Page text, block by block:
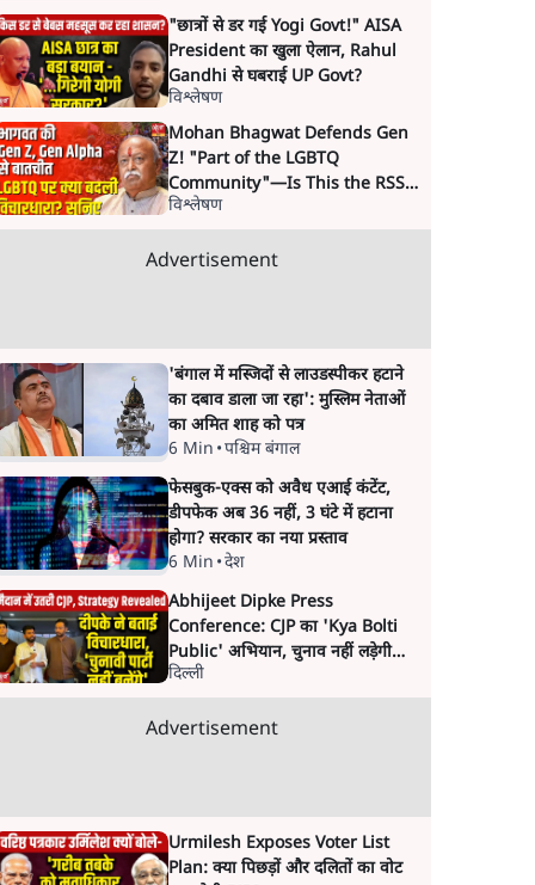
"छात्रों से डर गई Yogi Govt!" AISA
President का खुला ऐलान, Rahul
Gandhi से घबराई UP Govt?
विश्लेषण
Mohan Bhagwat Defends Gen
Z! "Part of the LGBTQ
Community"—Is This the RSS's
New Move?
विश्लेषण
Advertisement
'बंगाल में मस्जिदों से लाउडस्पीकर हटाने
का दबाव डाला जा रहा': मुस्लिम नेताओं
का अमित शाह को पत्र
6 Min •पश्चिम बंगाल
फेसबुक-एक्स को अवैध एआई कंटेंट,
डीपफेक अब 36 नहीं, 3 घंटे में हटाना
होगा? सरकार का नया प्रस्ताव
6 Min •देश
Abhijeet Dipke Press
Conference: CJP का 'Kya Bolti
Public' अभियान, चुनाव नहीं लड़ेगी
CJP!
दिल्ली
Advertisement
Urmilesh Exposes Voter List
Plan: क्या पिछड़ों और दलितों का वोट